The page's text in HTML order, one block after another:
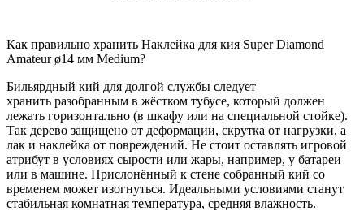
Как правильно хранить Наклейка для кия Super Diamond
Amateur ø14 мм Medium?
Бильярдный кий для долгой службы следует
хранить разобранным в жёстком тубусе, который должен
лежать горизонтально (в шкафу или на специальной стойке).
Так дерево защищено от деформации, скрутка от нагрузки, а
лак и наклейка от повреждений. Не стоит оставлять игровой
атрибут в условиях сырости или жары, например, у батареи
или в машине. Прислонённый к стене собранный кий со
временем может изогнуться. Идеальными условиями станут
стабильная комнатная температура, средняя влажность.